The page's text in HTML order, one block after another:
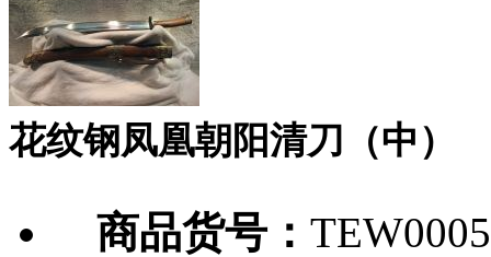
花纹钢凤凰朝阳清刀（中）
商品货号：